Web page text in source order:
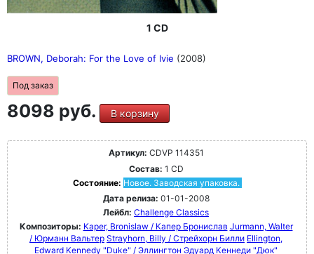
1 CD
BROWN, Deborah: For the Love of Ivie (2008)
Под заказ
8098 руб. В корзину
Артикул: CDVP 114351
Состав: 1 CD
Состояние: Новое. Заводская упаковка.
Дата релиза: 01-01-2008
Лейбл: Challenge Classics
Композиторы: Kaper, Bronislaw / Капер Бронислав Jurmann, Walter
/ Юрманн Вальтер Strayhorn, Billy / Стрейхорн Билли Ellington,
Edward Kennedy "Duke" / Эллингтон Эдуард Кеннеди "Дюк"